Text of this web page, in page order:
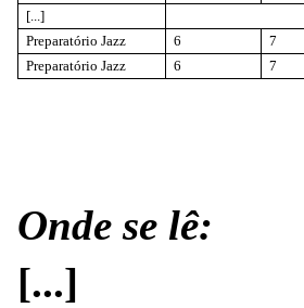
[...]
Preparatório Jazz
6 7
Preparatório Jazz
6 7
Onde se lê:
[...]